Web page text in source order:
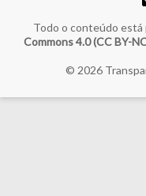
Todo o conteúdo está
Commons 4.0 (CC BY-
© 2026